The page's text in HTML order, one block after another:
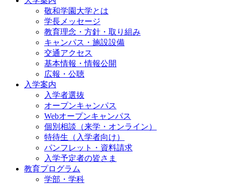
敬和学園大学とは
学長メッセージ
教育理念・方針・取り組み
キャンパス・施設設備
交通アクセス
基本情報・情報公開
広報・公聴
入学案内
入学者選抜
オープンキャンパス
Webオープンキャンパス
個別相談（来学・オンライン）
特待生（入学者向け）
パンフレット・資料請求
入学予定者の皆さま
教育プログラム
学部・学科